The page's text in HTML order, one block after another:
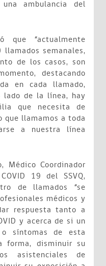
ambulancia del
que “actualmente
semanales,
de los casos, son
destacando
en cada llamado,
lado de la línea, hay
que necesita de
que llamamos a toda
a nuestra línea
Médico Coordinador
19 del SSVQ,
de llamados “se
médicos y
respuesta tanto a
y acerca de si un
síntomas de esta
forma, disminuir su
asistenciales de